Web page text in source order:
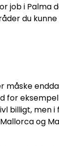
i Palma
du
for
billigt, men
og